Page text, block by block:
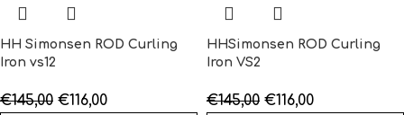
HH Simonsen ROD Curling
Iron vs12
€145,00 €116,00
HHSimonsen ROD Curling
Iron VS2
€145,00 €116,00